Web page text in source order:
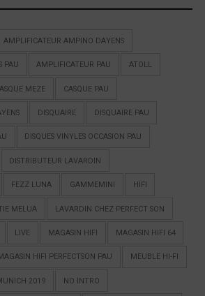
AMPLIFICATEUR AMPINO DAYENS
PAU AMPLIFICATEUR PAU ATOLL
MEZE CASQUE PAU
DISQUAIRE DISQUAIRE PAU
DISQUES VINYLES OCCASION PAU
DISTRIBUTEUR LAVARDIN
FEZZ LUNA GAMMEMINI HIFI
MELUA LAVARDIN CHEZ PERFECT SON
LIVE MAGASIN HIFI MAGASIN HIFI 64
HIFI PERFECTSON PAU MEUBLE HI-FI
2019 NO INTRO